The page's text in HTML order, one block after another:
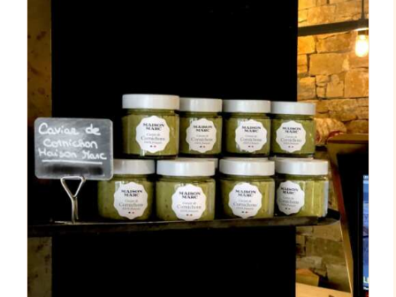
AJOUTER AU PANIER
/
DÉTAILS